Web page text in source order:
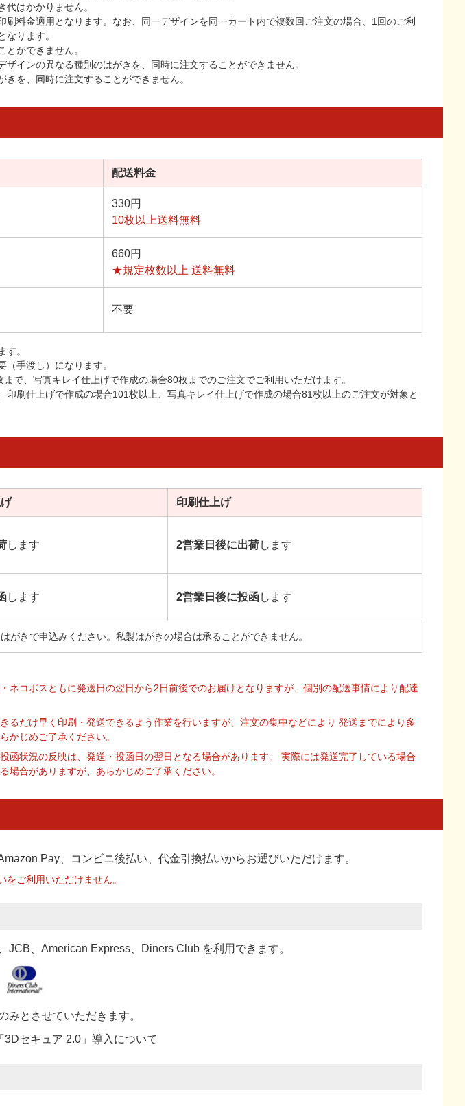
はかかりません。
料金適用となります。なお、同一デザインを同一カート内で複数回ご注文の場合、1回のご利
なります。
ができません。
インの異なる種別のはがきを、同時に注文することができません。
を、同時に注文することができません。
配送料金
330円
10枚以上送料無料
660円
★規定枚数以上 送料無料
不要
。
手渡し）になります。
で、写真キレイ仕上げで作成の場合80枚までのご注文でご利用いただけます。
印刷仕上げで作成の場合101枚以上、写真キレイ仕上げで作成の場合81枚以上のご注文が対象と
印刷仕上げ
します 2営業日後に出荷します
します 2営業日後に投函します
がきで申込みください。私製はがきの場合は承ることができません。
ネコポスともに発送日の翌日から2日前後でのお届けとなりますが、個別の配送事情により配達
るだけ早く印刷・発送できるよう作業を行いますが、注文の集中などにより 発送までにより多
かじめご了承ください。
函状況の反映は、発送・投函日の翌日となる場合があります。 実際には発送完了している場合
場合がありますが、あらかじめご了承ください。
Amazon Pay、コンビニ後払い、代金引換払いからお選びいただけます。
ご利用いただけません。
JCB、American Express、Diners Club を利用できます。
みとさせていただきます。
セキュア 2.0」導入について